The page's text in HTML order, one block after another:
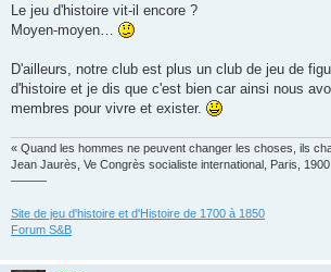
Le jeu d'histoire vit-il encore ?
Moyen-moyen…
D'ailleurs, notre club est plus un club de jeu de
d'histoire et je dis que c'est bien car ainsi nous
membres pour vivre et exister.
« Quand les hommes ne peuvent changer les choses, ils
Jean Jaurès, Ve Congrès socialiste international, Paris, 1900
———
Site de jeu d'histoire et d'Histoire de 1700 à 1850
Forum S&B